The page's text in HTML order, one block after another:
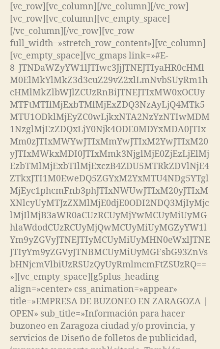
[vc_row][vc_column][/vc_column][/vc_row]
[vc_row][vc_column][vc_empty_space]
[/vc_column][/vc_row][vc_row
full_width=»stretch_row_content»][vc_column]
[vc_empty_space][vc_gmaps link=»#E-
8_JTNDaWZyYW1lJTIwc3JjJTNEJTIyaHR0cHMl
M0ElMkYlMkZ3d3cuZ29vZ2xlLmNvbSUyRm1h
cHMlMkZlbWJlZCUzRnBiJTNEJTIxMW0xOCUy
MTFtMTIlMjExbTMlMjExZDQ3NzAyLjQ4MTk5
MTU1ODklMjEyZC0wLjkxNTA2NzYzNTIwMDM
1NzglMjEzZDQxLjY0Njk4ODE0MDYxMDA0JTIx
Mm0zJTIxMWYwJTIxMmYwJTIxM2YwJTIxM20
yJTIxMWkxMDI0JTIxMmk3NjglMjE0ZjEzLjElMj
EzbTMlMjExbTIlMjExczB4ZDU5MTRkZDVlNjE4
ZTkxJTI1M0EweDQ5ZGYxM2YxMTU4NDg5YTgl
MjEyc1phcmFnb3phJTIxNWUwJTIxM20yJTIxM
XNlcyUyMTJzZXMlMjE0djE0ODI2NDQ3MjIyMjc
lMjIlMjB3aWR0aCUzRCUyMjYwMCUyMiUyMG
hlaWdodCUzRCUyMjQwMCUyMiUyMGZyYW1l
Ym9yZGVyJTNEJTIyMCUyMiUyMHN0eWxlJTNE
JTIyYm9yZGVyJTNBMCUyMiUyMGFsbG93ZnVs
bHNjcmVlbiUzRSUzQyUyRmlmcmFtZSUzRQ==
»][vc_empty_space][g5plus_heading
align=»center» css_animation=»appear»
title=»EMPRESA DE BUZONEO EN ZARAGOZA |
OPEN» sub_title=»Información para hacer
buzoneo en Zaragoza ciudad y/o provincia, y
servicios de Diseño de folletos de publicidad,